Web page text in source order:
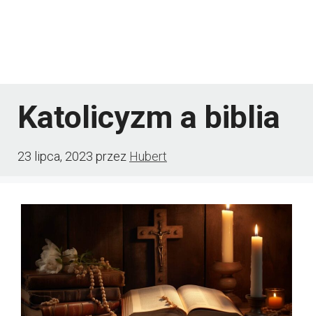
Katolicyzm a biblia
23 lipca, 2023 przez Hubert